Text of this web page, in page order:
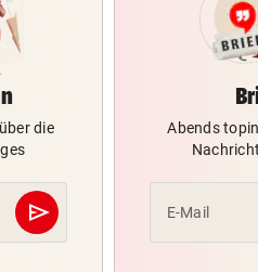
die
send
Abschicken
Abends
E-Mail